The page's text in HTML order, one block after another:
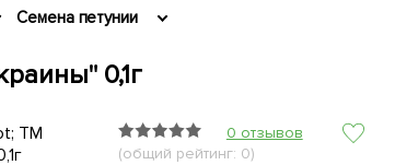
Семена петунии
0,1г
0 отзывов
(общий рейтинг: 0)